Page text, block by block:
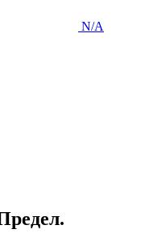
N/A